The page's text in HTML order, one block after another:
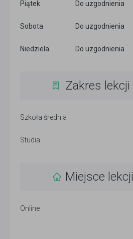
Piątek Do uzgodnienia
Sobota Do uzgodnienia
Niedziela Do uzgodnienia
Zakres lekcji
Szkoła średnia
Studia
Miejsce lekcji
Online